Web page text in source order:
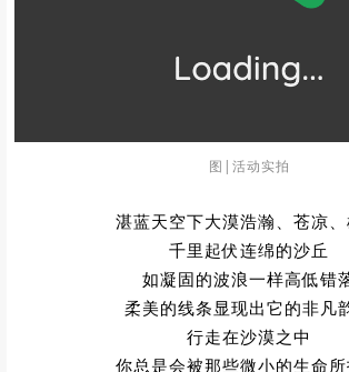
图|活动实拍
湛蓝天空下大漠浩瀚、苍凉、
千里起伏连绵的沙丘
如凝固的波浪一样高低错落
柔美的线条显现出它的非凡